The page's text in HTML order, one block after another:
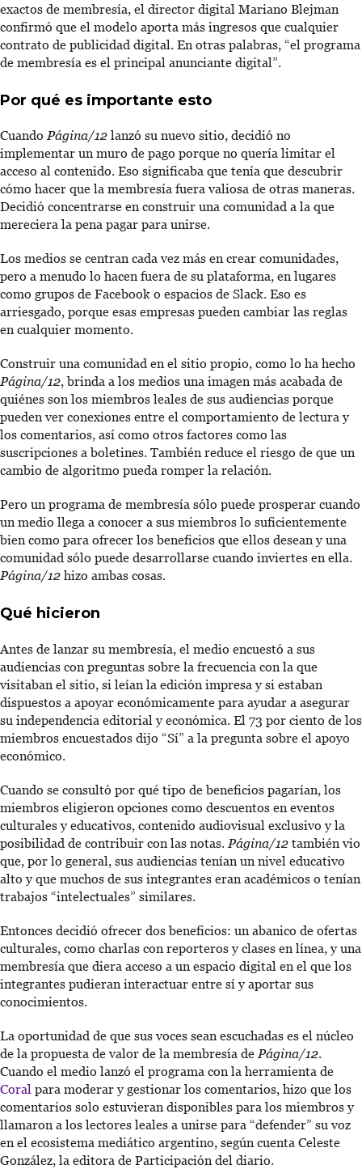
exactos de membresía, el director digital Mariano Blejman
confirmó que el modelo aporta más ingresos que cualquier
contrato de publicidad digital. En otras palabras, “el programa
de membresía es el principal anunciante digital”.
Por qué es importante esto
CuandoPágina/12 lanzó su nuevo sitio, decidió no
implementar un muro de pago porque no quería limitar el
acceso al contenido. Eso significaba que tenía que descubrir
cómo hacer que la membresía fuera valiosa de otras maneras.
Decidió concentrarse en construir una comunidad a la que
mereciera la pena pagar para unirse.
Los medios se centran cada vez más en crear comunidades,
pero a menudo lo hacen fuera de su plataforma, en lugares
como grupos de Facebook o espacios de Slack. Eso es
arriesgado, porque esas empresas pueden cambiar las reglas
en cualquier momento.
Construir una comunidad en el sitio propio, como lo ha hecho
Página/12, brinda a los medios una imagen más acabada de
quiénes son los miembros leales de sus audiencias porque
pueden ver conexiones entre el comportamiento de lectura y
los comentarios, así como otros factores como las
suscripciones a boletines. También reduce el riesgo de que un
cambio de algoritmo pueda romper la relación.
Pero un programa de membresía sólo puede prosperar cuando
un medio llega a conocer a sus miembros lo suficientemente
bien como para ofrecer los beneficios que ellos desean y una
comunidad sólo puede desarrollarse cuando inviertes en ella.
Página/12 hizo ambas cosas.
Qué hicieron
Antes de lanzar su membresía, el medio encuestó a sus
audiencias con preguntas sobre la frecuencia con la que
visitaban el sitio, si leían la edición impresa y si estaban
dispuestos a apoyar económicamente para ayudar a asegurar
su independencia editorial y económica. El 73 por ciento de los
miembros encuestados dijo “Sí” a la pregunta sobre el apoyo
económico.
Cuando se consultó por qué tipo de beneficios pagarían, los
miembros eligieron opciones como descuentos en eventos
culturales y educativos, contenido audiovisual exclusivo y la
posibilidad de contribuir con las notas. Página/12 también vio
que, por lo general, sus audiencias tenían un nivel educativo
alto y que muchos de sus integrantes eran académicos o tenían
trabajos “intelectuales” similares.
Entonces decidió ofrecer dos beneficios: un abanico de ofertas
culturales, como charlas con reporteros y clases en línea, y una
membresía que diera acceso a un espacio digital en el que los
integrantes pudieran interactuar entre sí y aportar sus
conocimientos.
La oportunidad de que sus voces sean escuchadas es el núcleo
de la propuesta de valor de la membresía de Página/12.
Cuando el medio lanzó el programa con la herramienta de
Coral para moderar y gestionar los comentarios, hizo que los
comentarios solo estuvieran disponibles para los miembros y
llamaron a los lectores leales a unirse para “defender” su voz
en el ecosistema mediático argentino, según cuenta Celeste
González, la editora de Participación del diario.